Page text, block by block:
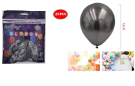
Ver detalles